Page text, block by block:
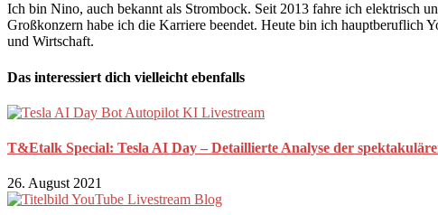
Ich bin Nino, auch bekannt als Strombock. Seit 2013 fahre ich elektrisch
Großkonzern habe ich die Karriere beendet. Heute bin ich hauptberuflich
und Wirtschaft.
Das interessiert dich vielleicht ebenfalls
T&Etalk Special: Tesla AI Day – Detaillierte Analyse der
26. August 2021